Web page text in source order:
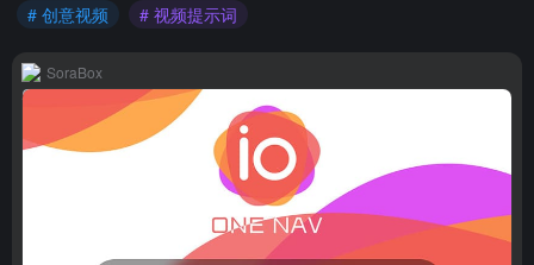
# 创意视频
# 视频提示词
SoraBox